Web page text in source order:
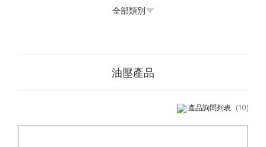
全部類別
油壓產品
產品詢問列表 (10)